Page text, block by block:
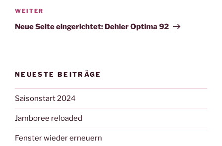
Nächster
Beitrag
WEITER
Neue Seite eingerichtet: Dehler Optima 92
NEUESTE BEITRÄGE
Saisonstart 2024
Jamboree reloaded
Fenster wieder erneuern